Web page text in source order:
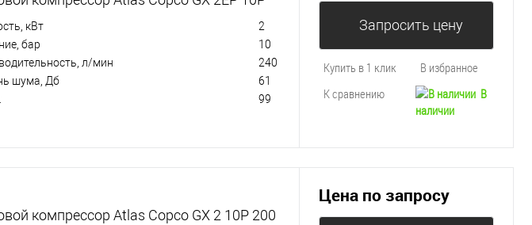
кВт
2
бар
10
л/мин
240
шума, Дб
61
99
Запросить цену
Купить в 1 клик
В избранное
К сравнению
В
наличии
компрессор Atlas Copco GX 2 10P 200
Цена по запросу